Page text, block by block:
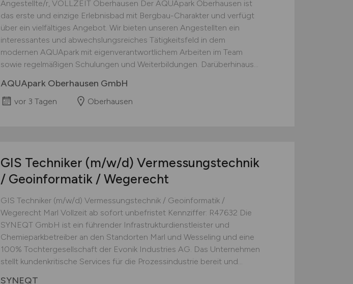
Angestellte/r, VOLLZEIT Oberhausen Der AQUApark Oberhausen ist
das erste und einzige Erlebnisbad mit Bergbau-Charakter und verfügt
über ein vielfältiges Angebot. Wir bieten unseren Angestellten ein
interessantes und abwechslungsreiches Tätigkeitsfeld in dem
modernen AQUApark mit eigenverantwortlichem Arbeiten im Team
sowie regelmäßigen Schulungen und Weiterbildungen. Darüberhinaus...
AQUApark Oberhausen GmbH
vor 3 Tagen Oberhausen
GIS Techniker (m/w/d) Vermessungstechnik
/ Geoinformatik / Wegerecht
GIS Techniker (m/w/d) Vermessungstechnik / Geoinformatik /
Wegerecht Marl Vollzeit ab sofort unbefristet Kennziffer: R47632 Die
SYNEQT GmbH ist ein führender Infrastrukturdienstleister und
Chemieparkbetreiber an den Standorten Marl und Wesseling und eine
100% Tochtergesellschaft der Evonik Industries AG. Das Unternehmen
stellt kundenkritische Services für die Prozessindustrie bereit und...
SYNEQT